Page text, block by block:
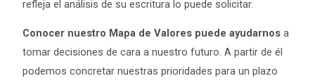
refleja el análisis de su escritura lo puede solicitar.
Conocer nuestro Mapa de Valores puede ayudarnos a
tomar decisiones de cara a nuestro futuro. A partir de él
podemos concretar nuestras prioridades para un plazo